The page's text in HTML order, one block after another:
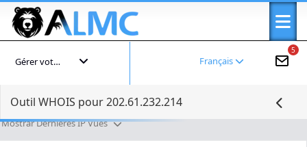
5
Français
Gérer votre compte
Outil WHOIS pour 202.61.232.214
Mostrar Dernières IP Vues